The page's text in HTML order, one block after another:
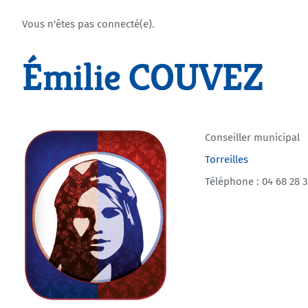
Vous n'êtes pas connecté(e).
Émilie COUVEZ
Conseiller municipal
Torreilles
Téléphone : 04 68 28